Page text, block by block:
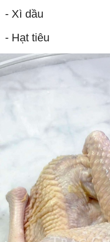
- Xì dầu
- Hạt tiêu